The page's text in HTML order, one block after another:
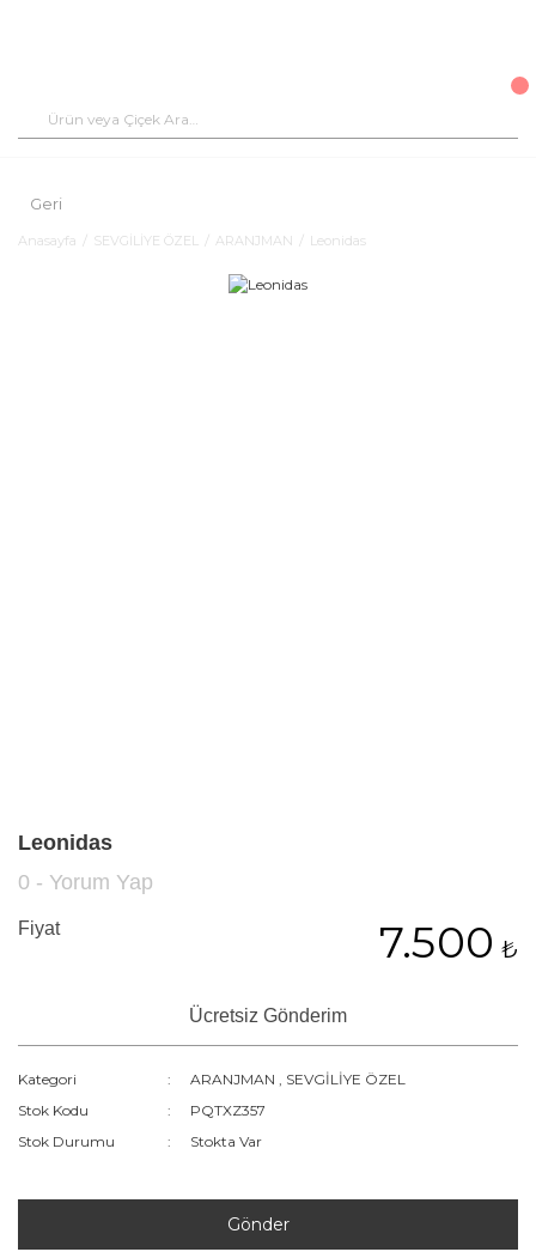
Geri
Anasayfa SEVGİLİYE ÖZEL ARANJMAN Leonidas
Leonidas
0 - Yorum Yap
Fiyat 7.500 ₺
Ücretsiz Gönderim
Kategori ARANJMAN , SEVGİLİYE ÖZEL
Stok Kodu
PQTXZ357
Stok Durumu
Stokta Var
Gönder